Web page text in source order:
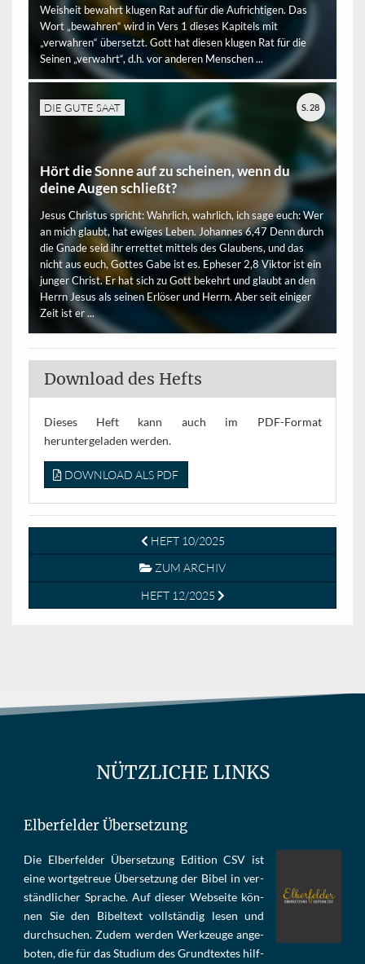
Weisheit bewahrt klugen Rat auf für die Aufrichtigen. Das
Wort „bewahren“ wird in Vers 1 dieses Kapitels mit
„verwahren“ übersetzt. Gott hat diesen klugen Rat für die
Seinen „verwahrt“, d.h. vor anderen Menschen ...
DIE GUTE SAAT
Hört die Sonne auf zu scheinen, wenn du
deine Augen schließt?
Jesus Christus spricht: Wahrlich, wahrlich, ich sage euch: Wer
an mich glaubt, hat ewiges Leben. Johannes 6,47 Denn durch
die Gnade seid ihr errettet mittels des Glaubens, und das
nicht aus euch, Gottes Gabe ist es. Epheser 2,8 Viktor ist ein
junger Christ. Er hat sich zu Gott bekehrt und glaubt an den
Herrn Jesus als seinen Erlöser und Herrn. Aber seit einiger
Zeit ist er ...
S. 28
Download des Hefts
Dieses Heft kann auch im PDF-Format
heruntergeladen werden.
DOWNLOAD ALS PDF
HEFT 10/2025
ZUM ARCHIV
HEFT 12/2025
NÜTZLICHE LINKS
Elberfelder Übersetzung
Die Elber­fel­der Über­set­zung Edi­tion CSV ist
eine wort­ge­treue Über­set­zung der Bi­bel in ver­
ständ­li­cher Spra­che. Auf die­ser Web­sei­te kön­
nen Sie den Bi­bel­text voll­stän­dig le­sen und
durch­su­chen. Zu­dem wer­den Werk­zeu­ge an­ge­
bo­ten, die für das Stu­di­um des Grund­tex­tes hilf­